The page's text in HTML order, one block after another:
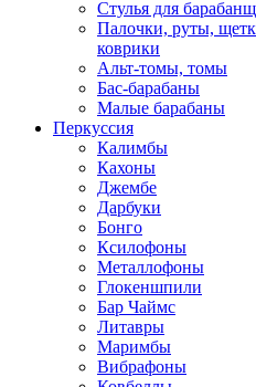
Стулья для
Палочки, руты,
коврики
Альт-томы, томы
Бас-барабаны
Малые барабаны
Перкуссия
Калимбы
Кахоны
Джембе
Дарбуки
Бонго
Ксилофоны
Металлофоны
Глокеншпили
Бар Чаймс
Литавры
Маримбы
Вибрафоны